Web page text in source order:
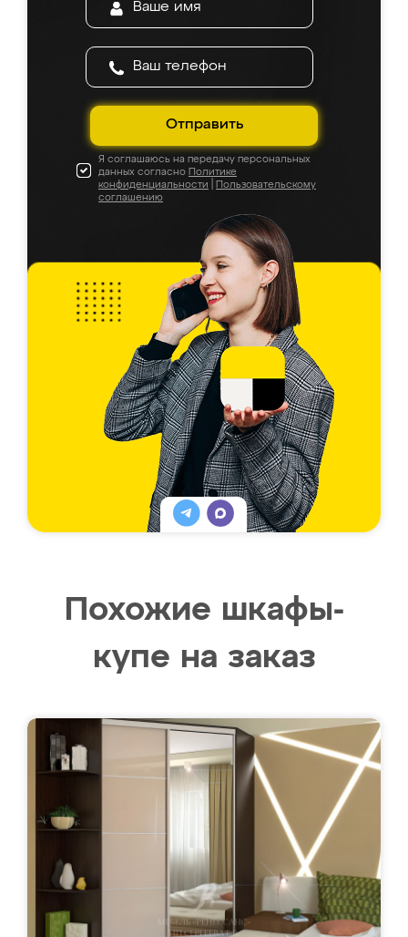
Отправить
Я соглашаюсь на передачу персональных
данных согласно Политике
конфиденциальности
Пользовательскому
соглашению
Похожие шкафы-
купе на заказ